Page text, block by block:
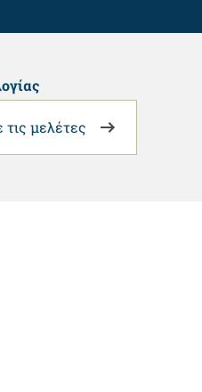
τις μελέτες